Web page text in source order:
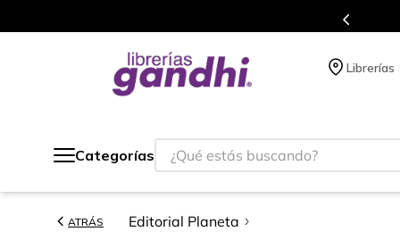
Librerías
Categorías
¿Qué estás buscando?
ATRÁS Editorial Planeta